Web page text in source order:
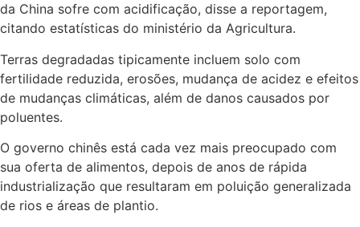
da China sofre com acidificação, disse a reportagem,
citando estatísticas do ministério da Agricultura.
Terras degradadas tipicamente incluem solo com
fertilidade reduzida, erosões, mudança de acidez e efeitos
de mudanças climáticas, além de danos causados por
poluentes.
O governo chinês está cada vez mais preocupado com
sua oferta de alimentos, depois de anos de rápida
industrialização que resultaram em poluição generalizada
de rios e áreas de plantio.